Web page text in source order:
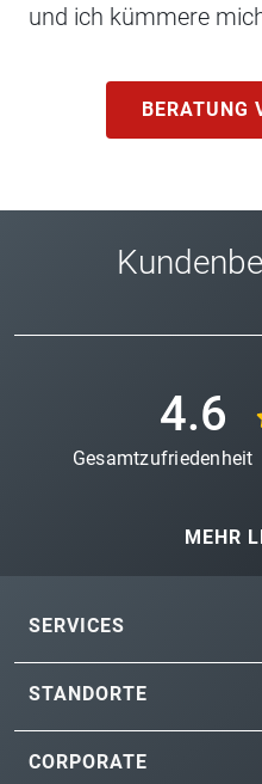
und ich kümmere
BERATUNG
4.6
Gesamtzufriedenheit
MEHR
SERVICES
STANDORTE
CORPORATE